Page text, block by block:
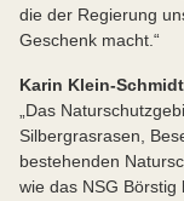
die der Regierung
Geschenk macht.“
Karin Klein-Schmidt
„Das
Silbergrasrasen,
bestehenden
wie das NSG